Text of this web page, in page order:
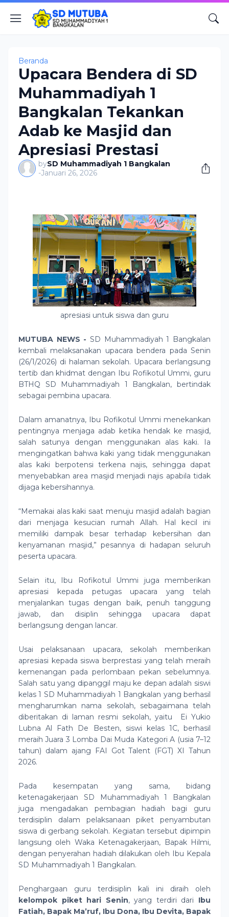
Beranda
Upacara Bendera di SD
Muhammadiyah 1
Bangkalan Tekankan
Adab ke Masjid dan
Apresiasi Prestasi
bySD Muhammadiyah 1 Bangkalan
-Januari 26, 2026
apresiasi untuk siswa dan guru
MUTUBA NEWS - SD Muhammadiyah 1 Bangkalan
kembali melaksanakan upacara bendera pada Senin
(26/1/2026) di halaman sekolah. Upacara berlangsung
tertib dan khidmat dengan Ibu Rofikotul Ummi, guru
BTHQ SD Muhammadiyah 1 Bangkalan, bertindak
sebagai pembina upacara.
Dalam amanatnya, Ibu Rofikotul Ummi menekankan
pentingnya menjaga adab ketika hendak ke masjid,
salah satunya dengan menggunakan alas kaki. Ia
mengingatkan bahwa kaki yang tidak menggunakan
alas kaki berpotensi terkena najis, sehingga dapat
menyebabkan area masjid menjadi najis apabila tidak
dijaga kebersihannya.
“Memakai alas kaki saat menuju masjid adalah bagian
dari menjaga kesucian rumah Allah. Hal kecil ini
memiliki dampak besar terhadap kebersihan dan
kenyamanan masjid,” pesannya di hadapan seluruh
peserta upacara.
Selain itu, Ibu Rofikotul Ummi juga memberikan
apresiasi kepada petugas upacara yang telah
menjalankan tugas dengan baik, penuh tanggung
jawab, dan disiplin sehingga upacara dapat
berlangsung dengan lancar.
Usai pelaksanaan upacara, sekolah memberikan
apresiasi kepada siswa berprestasi yang telah meraih
kemenangan pada perlombaan pekan sebelumnya.
Salah satu yang dipanggil maju ke depan adalah siswi
kelas 1 SD Muhammadiyah 1 Bangkalan yang berhasil
mengharumkan nama sekolah, sebagaimana telah
diberitakan di laman resmi sekolah, yaitu
Ei Yukio
Lubna Al Fath De Besten, siswi kelas 1C, berhasil
meraih Juara 3 Lomba Dai Muda Kategori A (usia 7–12
tahun) dalam ajang FAI Got Talent (FGT) XI Tahun
2026.
Pada kesempatan yang sama, bidang
ketenagakerjaan SD Muhammadiyah 1 Bangkalan
juga mengadakan pembagian hadiah bagi guru
terdisiplin dalam pelaksanaan piket penyambutan
siswa di gerbang sekolah. Kegiatan tersebut dipimpin
langsung oleh Waka Ketenagakerjaan, Bapak Hilmi,
dengan penyerahan hadiah dilakukan oleh Ibu Kepala
SD Muhammadiyah 1 Bangkalan.
Penghargaan guru terdisiplin kali ini diraih oleh
kelompok piket hari Senin, yang terdiri dari Ibu
Fatiah, Bapak Ma’ruf, Ibu Dona, Ibu Devita, Bapak